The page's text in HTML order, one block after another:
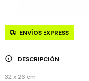
ENVÍOS EXPRESS
DESCRIPCIÓN
32 x 26 cm